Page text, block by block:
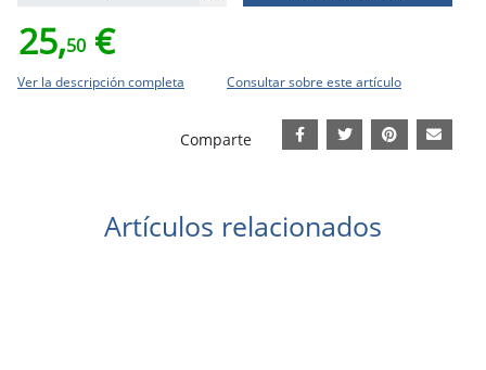
25,50 €
Ver la descripción completa Consultar sobre este artículo
Comparte
Artículos relacionados